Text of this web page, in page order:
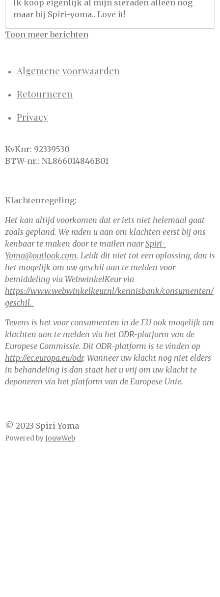
Ik koop eigenlijk al mijn sieraden alleen nog
maar bij Spiri-yoma.. Love it!
Toon meer berichten
Algemene voorwaarden
Retourneren
Privacy
KvKnr: 92339530
BTW-nr.: NL866014846B01
Klachtenregeling:
Het kan altijd voorkomen dat er iets niet helemaal gaat
zoals gepland. We raden u aan om klachten eerst bij ons
kenbaar te maken door te mailen naarSpiri-
Yoma@outlook.com. Leidt dit niet tot een oplossing, dan is
het mogelijk om uw geschil aan te melden voor
bemiddeling via WebwinkelKeur via
https://www.webwinkelkeur.nl/kennisbank/consumenten/
geschil.
Tevens is het voor consumenten in de EU ook mogelijk om
klachten aan te melden via het ODR-platform van de
Europese Commissie. Dit ODR-platform is te vinden op
http://ec.europa.eu/odr. Wanneer uw klacht nog niet elders
in behandeling is dan staat het u vrij om uw klacht te
deponeren via het platform van de Europese Unie.
© 2023 Spiri-Yoma
Powered byJouwWeb